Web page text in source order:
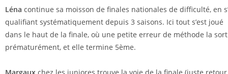
Léna continue sa moisson de finales nationales de difficulté, en
qualifiant systématiquement depuis 3 saisons. Ici tout s’est joué
dans le haut de la finale, où une petite erreur de méthode la sort
prématurément, et elle termine 5ème.